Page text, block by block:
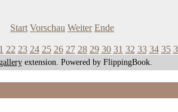
Start Vorschau Weiter Ende
22 23 24 25 26 27 28 29 30 31 32 33 34 35
extension. Powered by FlippingBook.